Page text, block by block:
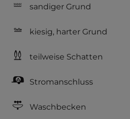
sandiger Grund
kiesig, harter Grund
teilweise Schatten
Stromanschluss
Waschbecken